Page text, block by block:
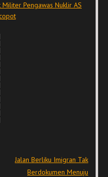
Militer Pengawas Nuklir AS
Jalan Berliku Imigran Tak
Berdokumen Menuju